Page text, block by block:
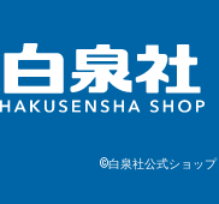
©白泉社公式ショップ